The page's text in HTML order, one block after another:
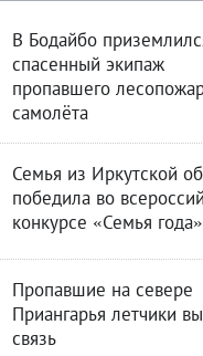
В Бодайбо
спасенный экипаж
пропавшего
самолёта
Семья из Иркутской
победила во
конкурсе «Семья года»
Пропавшие на севере
Приангарья летчики
связь